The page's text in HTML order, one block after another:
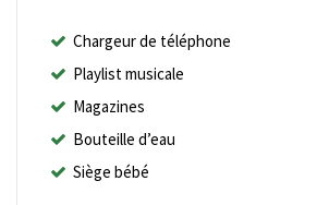
Chargeur de téléphone
Playlist musicale
Magazines
Bouteille d’eau
Siège bébé